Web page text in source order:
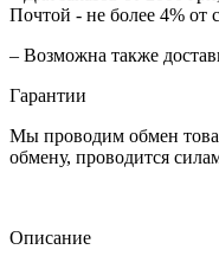
Почтой - не более 4% от
– Возможна также
Гарантии
Мы проводим обмен
обмену, проводится
Описание